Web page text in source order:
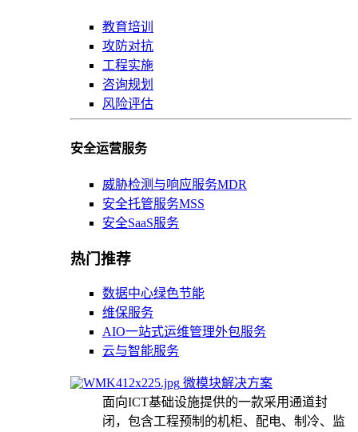
教育培训
攻防对抗
工程实施
咨询规划
风险评估
安全运营服务
威胁检测与响应服务MDR
安全托管服务MSS
安全SaaS服务
热门推荐
数据中心绿色节能
维保服务
AIO一站式运维管理外包服务
云与智能服务
微模块解决方案
面向ICT基础设施提供的一款采用通道封
闭，包含工程预制的机柜、配电、制冷、监